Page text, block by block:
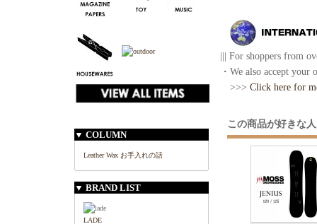
▼ COLUMN
Leather Wax お手入れの話
▼ BRAND LIST
LADE
||| For shoppers from
・We also accept your
>>> Click here for
この商品が好きな